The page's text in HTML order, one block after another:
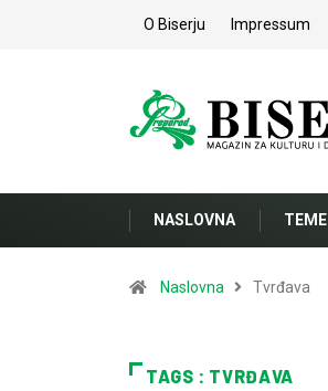
O Biserju Impressum
NASLOVNA TEME
Naslovna Tvrđava
TAGS : TVRĐAVA